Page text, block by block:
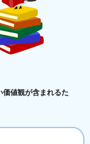
値観が含まれるた